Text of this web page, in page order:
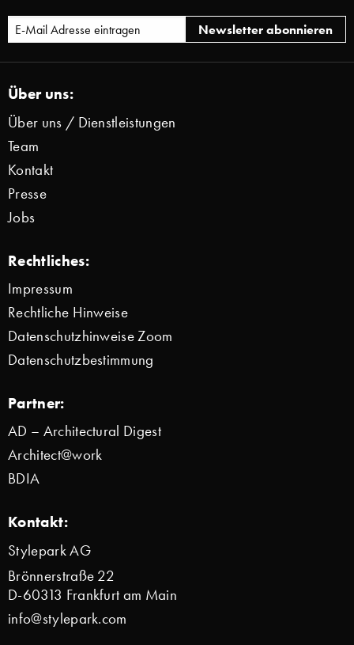
Über uns:
Über uns / Dienstleistungen
Team
Kontakt
Presse
Jobs
Rechtliches:
Impressum
Rechtliche Hinweise
Datenschutzhinweise Zoom
Datenschutzbestimmung
Partner:
AD – Architectural Digest
Architect@work
BDIA
Kontakt:
Stylepark AG
Brönnerstraße 22
D-60313 Frankfurt am Main
info@stylepark.com